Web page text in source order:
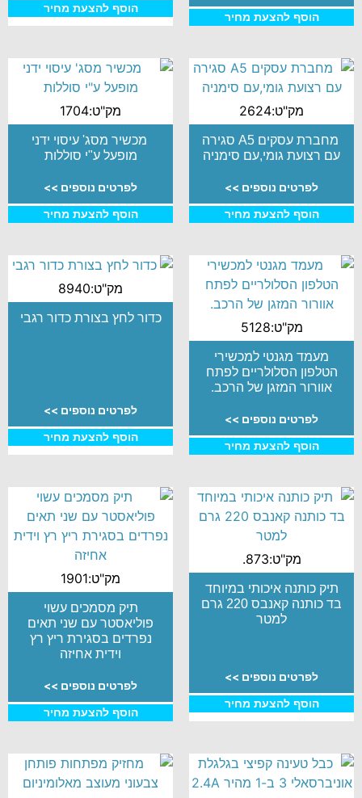
הוסף להצעת מחיר
הוסף להצעת מחיר
מק"ט:2624
מחברת עסקים A5 סגירה
עם רצועת גומי,עם סימניה
לפרטים נוספים >>
הוסף להצעת מחיר
מק"ט:1704
מכשיר מסג' עיסוי ידני
מופעל ע"י סוללות
לפרטים נוספים >>
הוסף להצעת מחיר
מק"ט:5128
מעמד מגנטי למכשירי
הטלפון הסלולריים לפתח
אוורור המזגן של הרכב.
לפרטים נוספים >>
הוסף להצעת מחיר
מק"ט:8940
כדור לחץ בצורת כדור רגבי
לפרטים נוספים >>
הוסף להצעת מחיר
מק"ט:873.
תיק כותנה איכותי במיוחד
בד כותנה קאנבס 220 גרם
למטר
לפרטים נוספים >>
הוסף להצעת מחיר
מק"ט:1901
תיק מסמכים עשוי
פוליאסטר עם שני תאים
נפרדים בסגירת ריץ רץ
וידית אחיזה
לפרטים נוספים >>
הוסף להצעת מחיר